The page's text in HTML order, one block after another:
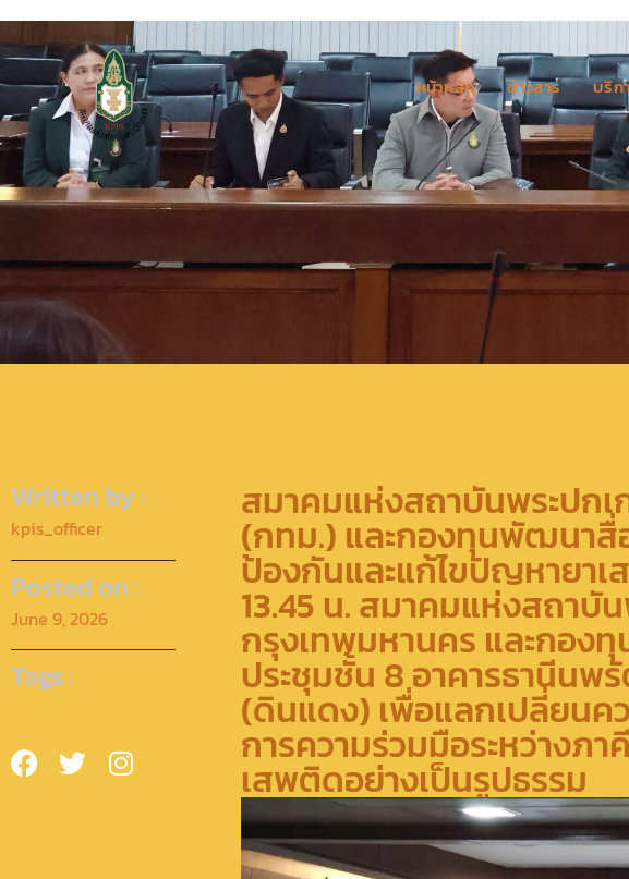
หน้าหลัก ข่าวสาร บริก
Written by :
kpis_officer
Posted on :
June 9, 2026
Tags :
สมาคมแห่งสถาบันพระปกเ
(กทม.)​ และกองทุนพัฒนาสื่
ป้องกันและแก้ไขปัญหายาเ
13.45 น. สมาคมแห่งสถาบั
กรุงเทพมหานคร และกอ
ประชุมชั้น 8 อาคารธานีนพ
(ดินแดง) เพื่อแลกเปลี่ยนค
การความร่วมมือระหว่างภ
เสพติดอย่างเป็นรูปธรรม